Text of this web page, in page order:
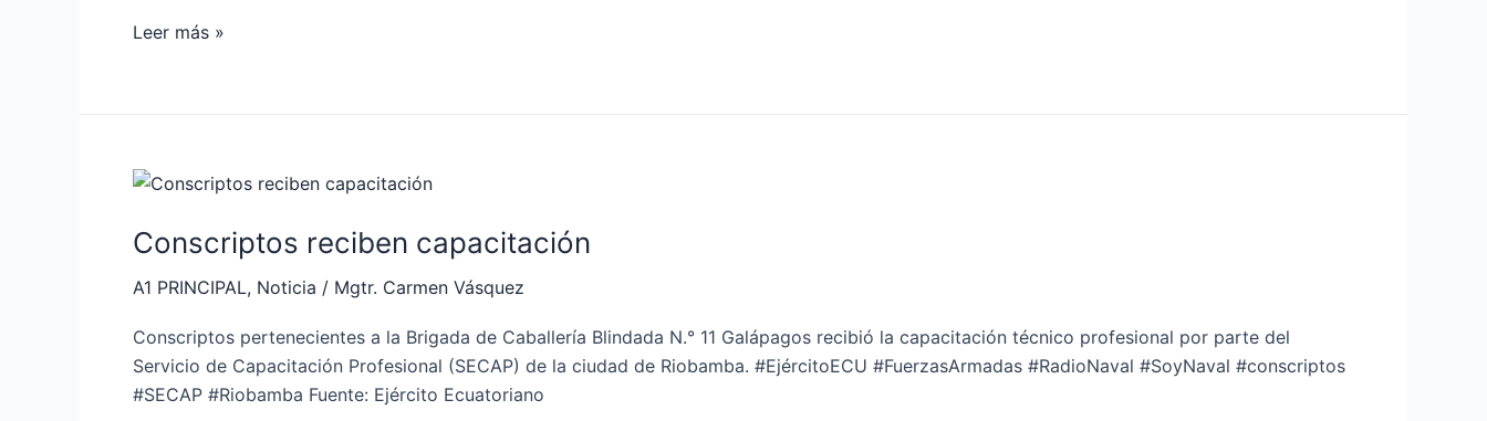
en
Leer más »
Conscriptos reciben capacitación
A1 PRINCIPAL, Noticia / Mgtr. Carmen Vásquez
Conscriptos pertenecientes a la Brigada de Caballería Blindada N.° 11 Galápagos recibió la capacitación técnico profesional por parte del
Servicio de Capacitación Profesional (SECAP) de la ciudad de Riobamba. #EjércitoECU #FuerzasArmadas #RadioNaval #SoyNaval #conscriptos
#SECAP #Riobamba Fuente: Ejército Ecuatoriano
Conscriptos
capacitación